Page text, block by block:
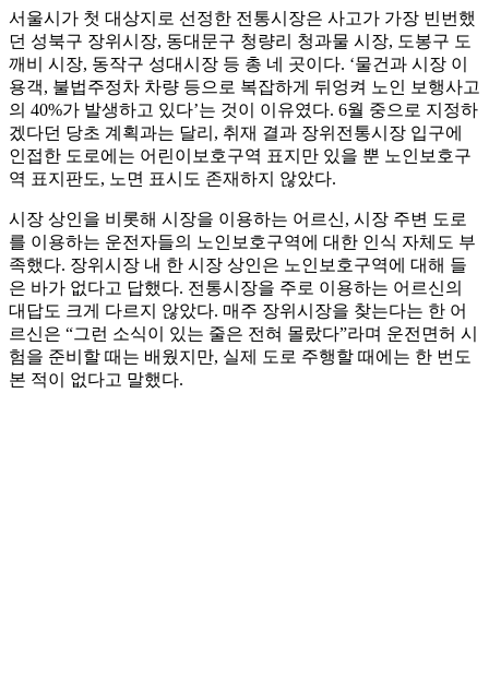
서울시가 첫 대상지로 선정한 전통시장은 사고가 가장 빈번했
던 성북구 장위시장, 동대문구 청량리 청과물 시장, 도봉구 도
깨비 시장, 동작구 성대시장 등 총 네 곳이다. ‘물건과 시장 이
용객, 불법주정차 차량 등으로 복잡하게 뒤엉켜 노인 보행사고
의 40%가 발생하고 있다’는 것이 이유였다. 6월 중으로 지정하
겠다던 당초 계획과는 달리, 취재 결과 장위전통시장 입구에
인접한 도로에는 어린이보호구역 표지만 있을 뿐 노인보호구
역 표지판도, 노면 표시도 존재하지 않았다.
시장 상인을 비롯해 시장을 이용하는 어르신, 시장 주변 도로
를 이용하는 운전자들의 노인보호구역에 대한 인식 자체도 부
족했다. 장위시장 내 한 시장 상인은 노인보호구역에 대해 들
은 바가 없다고 답했다. 전통시장을 주로 이용하는 어르신의
대답도 크게 다르지 않았다. 매주 장위시장을 찾는다는 한 어
르신은 “그런 소식이 있는 줄은 전혀 몰랐다”라며 운전면허 시
험을 준비할 때는 배웠지만, 실제 도로 주행할 때에는 한 번도
본 적이 없다고 말했다.